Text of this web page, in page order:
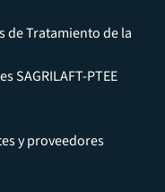
de Tratamiento de la
SAGRILAFT-PTEE
y proveedores